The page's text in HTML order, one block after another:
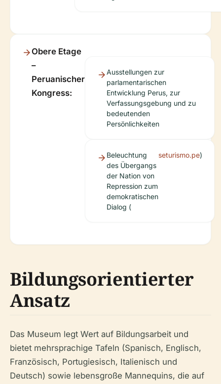
Obere Etage
–
Peruanischer
Kongress:
Ausstellungen zur
parlamentarischen
Entwicklung Perus, zur
Verfassungsgebung und zu
bedeutenden
Persönlichkeiten
Beleuchtung
des Übergangs
der Nation von
Repression zum
demokratischen
Dialog (
seturismo.pe)
Bildungsorientierter
Ansatz
Das Museum legt Wert auf Bildungsarbeit und
bietet mehrsprachige Tafeln (Spanisch, Englisch,
Französisch, Portugiesisch, Italienisch und
Deutsch) sowie lebensgroße Mannequins, die auf